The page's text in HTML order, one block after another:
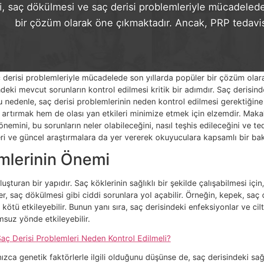
saç dökülmesi ve saç derisi problemleriyle
bir çözüm olarak öne çıkmaktadır. Ancak, PRP
problemleriyle mücadelede son yıllarda popüler bir çözüm
mevcut sorunların kontrol edilmesi kritik bir adımdır. Saç
saç derisi problemlerinin neden kontrol edilmesi
artırmak hem de olası yan etkileri minimize etmek için elzemdir.
bu sorunların neler olabileceğini, nasıl teşhis edileceğini ve
ve güncel araştırmalara da yer vererek okuyuculara kapsamlı bir
Önemi
bir yapıdır. Saç köklerinin sağlıklı bir şekilde çalışabilmesi
saç dökülmesi gibi ciddi sorunlara yol açabilir. Örneğin, kepek,
kötü etkileyebilir. Bunun yanı sıra, saç derisindeki enfeksiyonlar ve
yönde etkileyebilir.
Derisi Problemleri Neden Kontrol Edilmeli?
genetik faktörlerle ilgili olduğunu düşünse de, saç derisindeki